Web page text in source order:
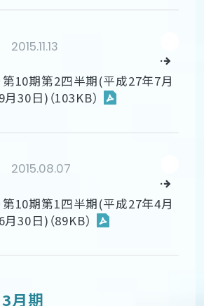
2015.11.13
10期第2四半期(平成27年7月
30日)（103KB）
2015.08.07
10期第1四半期(平成27年4月
30日)（89KB）
月期